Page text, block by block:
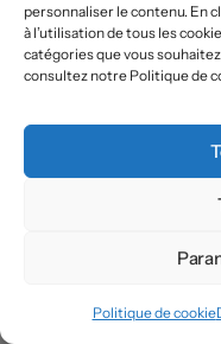
personnaliser le contenu. En
à l’utilisation de tous les
catégories que vous
consultez notre Politique de
Politique de cookie